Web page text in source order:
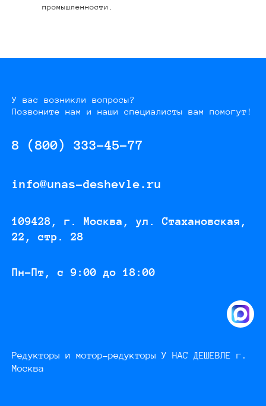
промышленности.
У вас возникли вопросы?
Позвоните нам и наши специалисты вам помогут!
8 (800) 333-45-77
info@unas-deshevle.ru
109428, г. Москва, ул. Стахановская,
22, стр. 28
Пн-Пт, с 9:00 до 18:00
Редукторы и мотор-редукторы У НАС ДЕШЕВЛЕ г.
Москва